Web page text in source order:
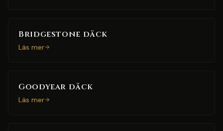
Bridgestone däck
Läs mer
Goodyear däck
Läs mer